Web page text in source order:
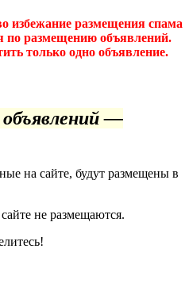
избежание размещения спама
по размещению объявлений.
только одно объявление.
—
на сайте, будут размещены в
не размещаются.